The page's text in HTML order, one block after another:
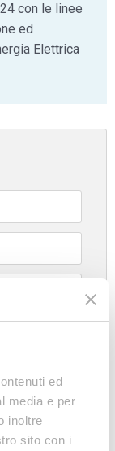
ed
media e per
inoltre
sito con i
con le linee
ed
Elettrica